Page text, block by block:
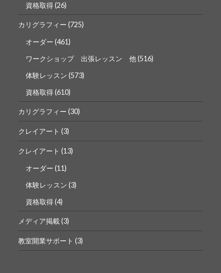
資格取得(26)
カリグラフィー (725)
オーダー (461)
ワークショップ 出張レッスン 他(516)
体験レッスン (573)
資格取得(610)
カリグラフィー (30)
クレイアート (3)
クレイアート (13)
オーダー (11)
体験レッスン (3)
資格取得(4)
メディア掲載(3)
教室開業サポート (3)